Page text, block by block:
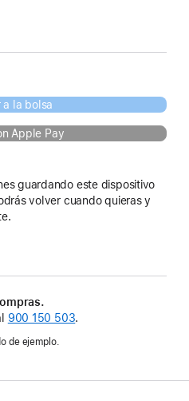
a la bolsa
Apple Pay
guardando este dispositivo
volver cuando quieras y
900 150 503.
de ejemplo.